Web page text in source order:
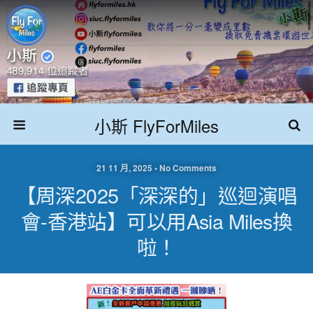
小斯 FlyForMiles
21 11 月, 2025 • No Comments
【周深2025「深深的」巡迴演唱
會-香港站】可以用Asia Miles換
啦！